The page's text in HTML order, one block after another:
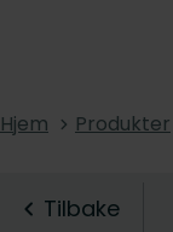
Hjem Produkter
Tilbake